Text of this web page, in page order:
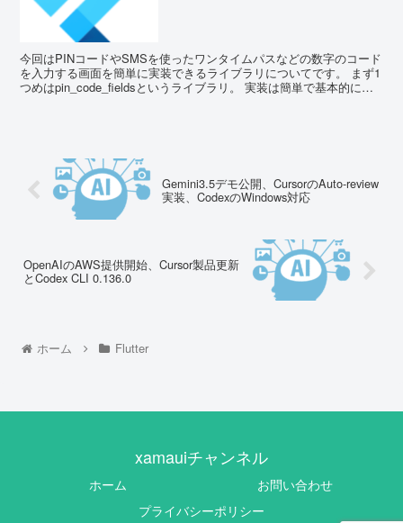
今回はPINコードやSMSを使ったワンタイムパスなどの数字のコード
を入力する画面を簡単に実装できるライブラリについてです。 まず1
つめはpin_code_fieldsというライブラリ。 実装は簡単で基本的にコ
Gemini3.5デモ公開、CursorのAuto-review
実装、CodexのWindows対応
OpenAIのAWS提供開始、Cursor製品更新
とCodex CLI 0.136.0
ホーム Flutter
xamauiチャンネル
ホーム
お問い合わせ
プライバシーポリシー